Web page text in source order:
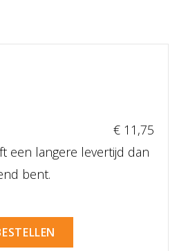
€ 11 ,75
een langere levertijd dan
bent.